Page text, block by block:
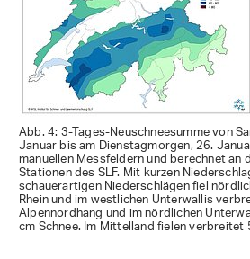
Abb. 4: 3-Tages-Neuschneesumme von
Januar bis am Dienstagmorgen, 26.
manuellen Messfeldern und berechnet an
Stationen des SLF. Mit kurzen
schauerartigen Niederschlägen fiel
Rhein und im westlichen Unterwallis
Alpennordhang und im nördlichen
cm Schnee. Im Mittelland fielen verbreitet